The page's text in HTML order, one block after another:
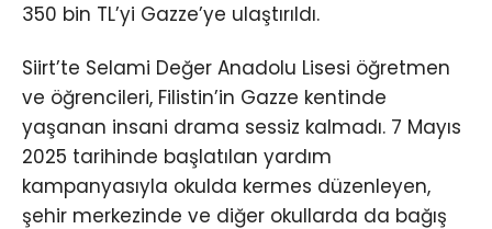
350 bin TL’yi Gazze’ye ulaştırıldı.
Siirt’te Selami Değer Anadolu Lisesi öğretmen
ve öğrencileri, Filistin’in Gazze kentinde
yaşanan insani drama sessiz kalmadı. 7 Mayıs
2025 tarihinde başlatılan yardım
kampanyasıyla okulda kermes düzenleyen,
şehir merkezinde ve diğer okullarda da bağış